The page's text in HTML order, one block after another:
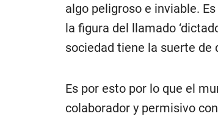
algo peligroso e inviable.
la figura del llamado
sociedad tiene la suerte de
Es por esto por lo que el
colaborador y permisivo